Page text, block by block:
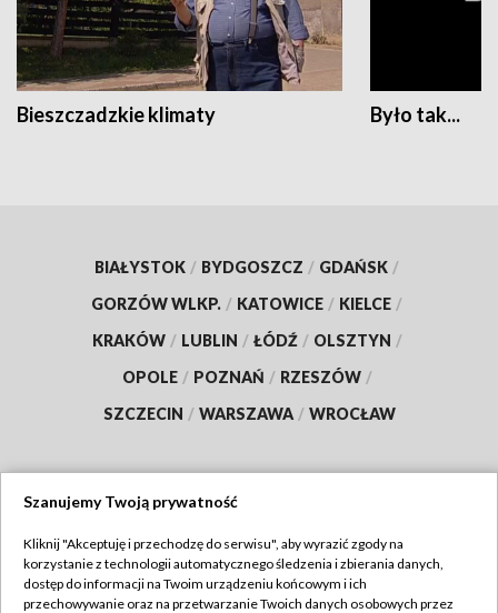
Bieszczadzkie klimaty Było tak...
BIAŁYSTOK / BYDGOSZCZ / GDAŃSK /
GORZÓW WLKP. / KATOWICE / KIELCE /
KRAKÓW / LUBLIN / ŁÓDŹ / OLSZTYN /
OPOLE / POZNAŃ / RZESZÓW /
SZCZECIN / WARSZAWA / WROCŁAW
TVP
Abonament TVP
Szanujemy Twoją prywatność
Kliknij "Akceptuję i przechodzę do serwisu", aby wyrazić zgody na
korzystanie z technologii automatycznego śledzenia i zbierania danych,
dostęp do informacji na Twoim urządzeniu końcowym i ich
przechowywanie oraz na przetwarzanie Twoich danych osobowych przez